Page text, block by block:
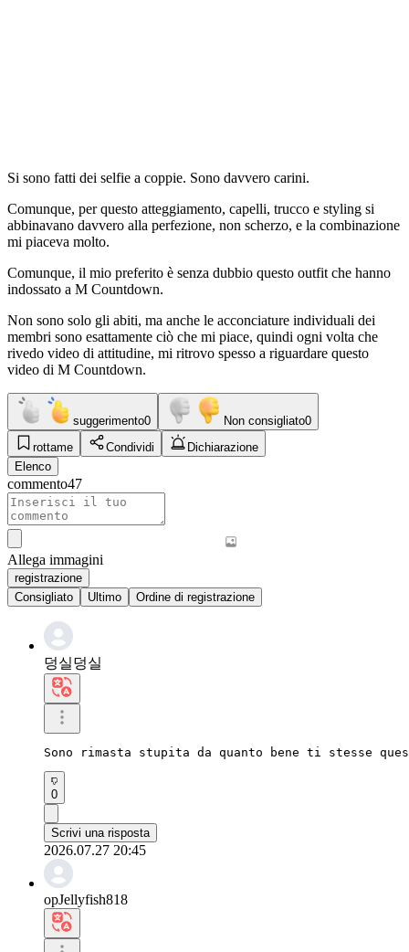
Si sono fatti dei selfie a coppie. Sono davvero carini.
Comunque, per questo atteggiamento, capelli, trucco e styling si
abbinavano davvero alla perfezione, non scherzo, e la combinazione
mi piaceva molto.
Comunque, il mio preferito è senza dubbio questo outfit che hanno
indossato a M Countdown.
Non sono solo gli abiti, ma anche le acconciature individuali dei
membri sono esattamente ciò che mi piace, quindi ogni volta che
rivedo video di attitudine, mi ritrovo spesso a riguardare questo
video di M Countdown.
suggerimento0 Non consigliato0
rottame
Condividi
Dichiarazione
Elenco
commento47
Allega immagini
registrazione
Consigliato
Ultimo Ordine di registrazione
덩실덩실
Sono rimasta stupita da quanto bene ti stesse
0
Scrivi una risposta
2026.07.27 20:45
opJellyfish818